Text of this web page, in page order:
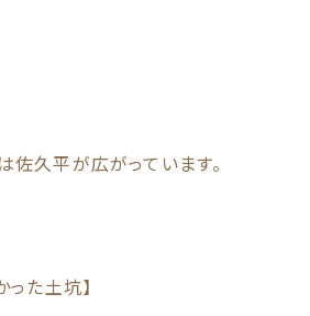
久平が広がっています。
った土坑】